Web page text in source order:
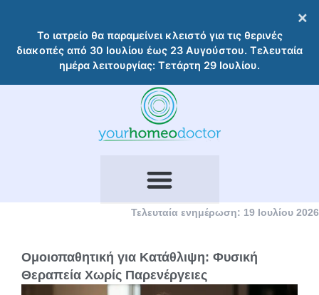
Το ιατρείο θα παραμείνει κλειστό για τις θερινές
διακοπές από 30 Ιουλίου έως 23 Αυγούστου. Τελευταία
ημέρα λειτουργίας: Τετάρτη 29 Ιουλίου.
×
περιεχόμενο
Τελευταία ενημέρωση: 19 Ιουλίου 2026
Ομοιοπαθητική για Κατάθλιψη: Φυσική
Θεραπεία Χωρίς Παρενέργειες